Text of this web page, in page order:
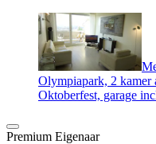
Olympiapark, 2 kamer
Oktoberfest, garage
Premium Eigenaar